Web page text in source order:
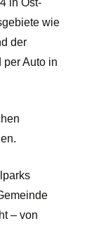
in Ost-
wie
der
Auto in
– von